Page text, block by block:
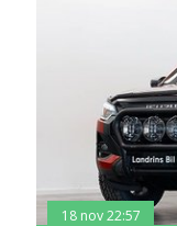
18 nov 22:57